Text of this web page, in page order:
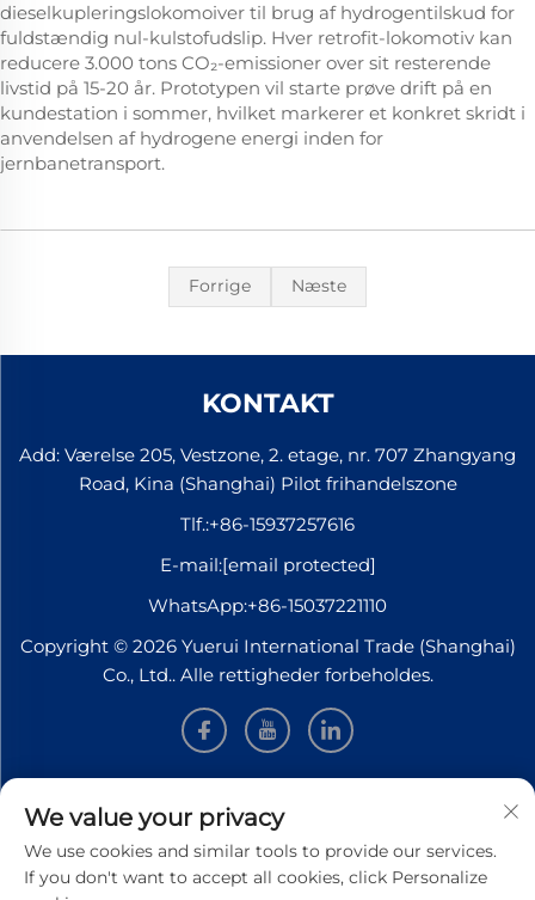
dieselkupleringslokomoiver til brug af hydrogentilskud for
fuldstændig nul-kulstofudslip. Hver retrofit-lokomotiv kan
reducere 3.000 tons CO₂-emissioner over sit resterende
livstid på 15-20 år. Prototypen vil starte prøve drift på en
kundestation i sommer, hvilket markerer et konkret skridt i
anvendelsen af hydrogene energi inden for
jernbanetransport.
Forrige Næste
KONTAKT
Add: Værelse 205, Vestzone, 2. etage, nr. 707 Zhangyang
Road, Kina (Shanghai) Pilot frihandelszone
Tlf.:+86-15937257616
E-mail:[email protected]
WhatsApp:+86-15037221110
Copyright © 2026 Yuerui International Trade (Shanghai)
Co., Ltd.. Alle rettigheder forbeholdes.
INFORMATION
Tilmeld dig for at modtage vores ugentlige nyhedsbrev
We value your privacy
We use cookies and similar tools to provide our services.
If you don't want to accept all cookies, click Personalize